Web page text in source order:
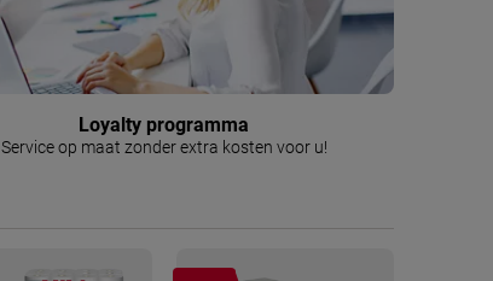
Loyalty programma
Service op maat zonder extra kosten voor u!